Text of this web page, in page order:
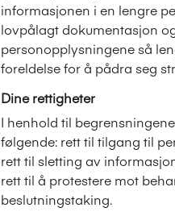
informasjonen i en lengre
lovpålagt dokumentasjon
personopplysningene så
foreldelse for å pådra seg
Dine rettigheter
I henhold til
følgende: rett til tilgang til
rett til sletting av
rett til å protestere mot
beslutningstaking.